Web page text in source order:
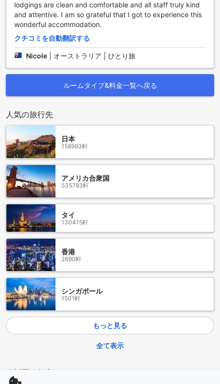
便利な交通施設を備えたメーヤオバンガロー
チェンライの美しい自然に囲まれたメーヤオバンガローで
は、快適な滞在をサポートするために充実した交通施設を提
供しています。特に、広々とした無料駐車場は、車での移動
を計画しているゲストにとって大変便利です。周辺の観光ス
発できます。
また、駐車場は安全性が高く、ゲストの車をしっかりと守り
しょう。メーヤオバンガローでの滞在中は、ぜひ周辺の魅力
を存分に楽しんでください。
メーヤオバンガローの快適な客室設備
メーヤオバンガローでは、広々とした100m²の空間に心地よ
さと便利さを兼ね備えた客室設備を提供しています。お部屋
には、最新のテレビが完備されており、リラックスしながら
お気に入りの番組や映画を楽しむことができます。さらに、
バスルームには高品質なトイレタリーが備えられており、滞
在中の快適さをサポートします。
また、無料のインスタントコーヒーをご用意しており、朝の
目覚めや午後のひとときをリフレッシュするのにぴったりで
す。清潔感あふれるリネンやタオルも完備しており、ホテル
ライクな贅沢な体験をお楽しみいただけます。メーヤオバン
ガローは、リラックスしたい方や観光を楽しむ方にとって理
想的な宿泊先です。
メーヤオバンガローのダイニング施設の魅力
メーヤオバンガローでは、食事を楽しむためのさまざまな施
設が整っています。まず、ホテル内のレストランでは、地元
の新鮮な食材を使用した多彩な料理を提供しており、タイの
気の中で、心ゆくまで食事を楽しむことができるでしょう。
きを過ごすのに最適です。家族や友人と一緒に、星空の下で
焼きたてのバーベキューを楽しむことができるこのスペース
lodgings are clean and comfortable and all staff truly kind
and attentive. I am so grateful that I got to experience this
wonderful accommodation.
クチコミを自動翻訳する
Nicole オーストラリア | ひとり旅
ルームタイプ&料金一覧へ戻る
人気の旅行先
日本
158993軒
アメリカ合衆国
535783軒
タイ
130415軒
香港
2690軒
シンガポール
1501軒
もっと見る
全て表示
今話題の都市